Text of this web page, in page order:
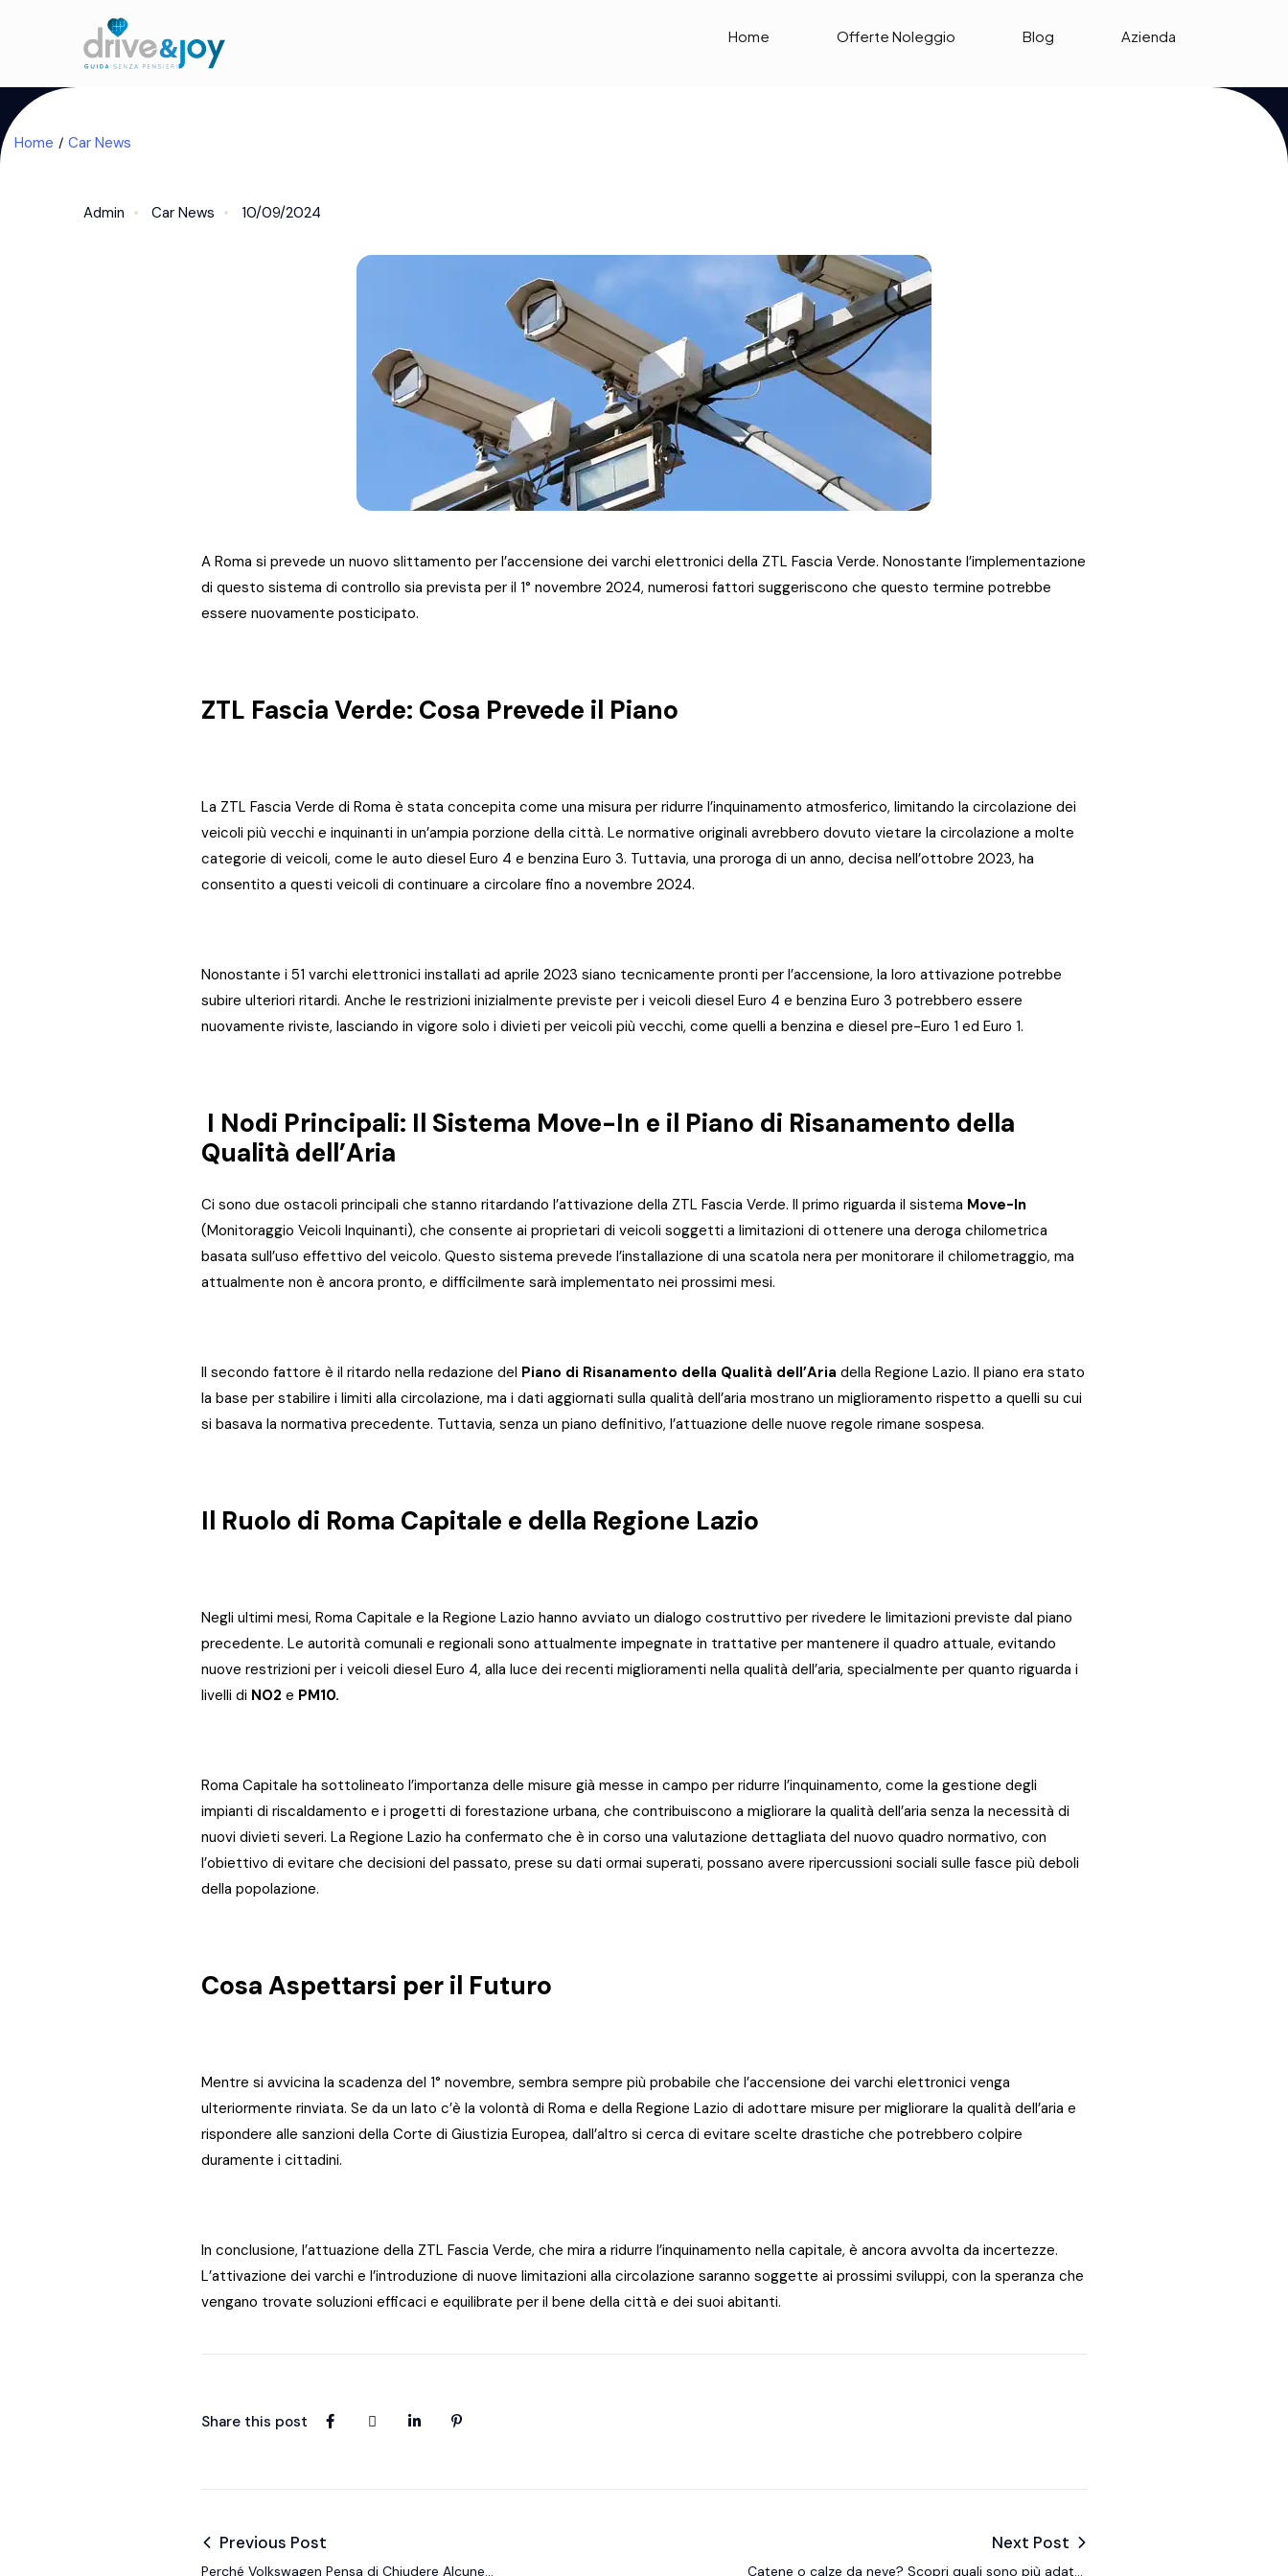
Home Offerte Noleggio Blog Azienda
Home Car News
Admin Car News 10/09/2024
A Roma si prevede un nuovo slittamento per l’accensione dei varchi elettronici della ZTL Fascia Verde. Nonostante l’implementazione
di questo sistema di controllo sia prevista per il 1° novembre 2024, numerosi fattori suggeriscono che questo termine potrebbe
essere nuovamente posticipato.
ZTL Fascia Verde: Cosa Prevede il Piano
La ZTL Fascia Verde di Roma è stata concepita come una misura per ridurre l’inquinamento atmosferico, limitando la circolazione dei
veicoli più vecchi e inquinanti in un’ampia porzione della città. Le normative originali avrebbero dovuto vietare la circolazione a molte
categorie di veicoli, come le auto diesel Euro 4 e benzina Euro 3. Tuttavia, una proroga di un anno, decisa nell’ottobre 2023, ha
consentito a questi veicoli di continuare a circolare fino a novembre 2024.
Nonostante i 51 varchi elettronici installati ad aprile 2023 siano tecnicamente pronti per l’accensione, la loro attivazione potrebbe
subire ulteriori ritardi. Anche le restrizioni inizialmente previste per i veicoli diesel Euro 4 e benzina Euro 3 potrebbero essere
nuovamente riviste, lasciando in vigore solo i divieti per veicoli più vecchi, come quelli a benzina e diesel pre-Euro 1 ed Euro 1.
I Nodi Principali: Il Sistema Move-In e il Piano di Risanamento della
Qualità dell’Aria
Ci sono due ostacoli principali che stanno ritardando l’attivazione della ZTL Fascia Verde. Il primo riguarda il sistema Move-In
(Monitoraggio Veicoli Inquinanti), che consente ai proprietari di veicoli soggetti a limitazioni di ottenere una deroga chilometrica
basata sull’uso effettivo del veicolo. Questo sistema prevede l’installazione di una scatola nera per monitorare il chilometraggio, ma
attualmente non è ancora pronto, e difficilmente sarà implementato nei prossimi mesi.
Il secondo fattore è il ritardo nella redazione del Piano di Risanamento della Qualità dell’Aria della Regione Lazio. Il piano era stato
la base per stabilire i limiti alla circolazione, ma i dati aggiornati sulla qualità dell’aria mostrano un miglioramento rispetto a quelli su cui
si basava la normativa precedente. Tuttavia, senza un piano definitivo, l’attuazione delle nuove regole rimane sospesa.
Il Ruolo di Roma Capitale e della Regione Lazio
Negli ultimi mesi, Roma Capitale e la Regione Lazio hanno avviato un dialogo costruttivo per rivedere le limitazioni previste dal piano
precedente. Le autorità comunali e regionali sono attualmente impegnate in trattative per mantenere il quadro attuale, evitando
nuove restrizioni per i veicoli diesel Euro 4, alla luce dei recenti miglioramenti nella qualità dell’aria, specialmente per quanto riguarda i
livelli di NO2 e PM10.
Roma Capitale ha sottolineato l’importanza delle misure già messe in campo per ridurre l’inquinamento, come la gestione degli
impianti di riscaldamento e i progetti di forestazione urbana, che contribuiscono a migliorare la qualità dell’aria senza la necessità di
nuovi divieti severi. La Regione Lazio ha confermato che è in corso una valutazione dettagliata del nuovo quadro normativo, con
l’obiettivo di evitare che decisioni del passato, prese su dati ormai superati, possano avere ripercussioni sociali sulle fasce più deboli
della popolazione.
Cosa Aspettarsi per il Futuro
Mentre si avvicina la scadenza del 1° novembre, sembra sempre più probabile che l’accensione dei varchi elettronici venga
ulteriormente rinviata. Se da un lato c’è la volontà di Roma e della Regione Lazio di adottare misure per migliorare la qualità dell’aria e
rispondere alle sanzioni della Corte di Giustizia Europea, dall’altro si cerca di evitare scelte drastiche che potrebbero colpire
duramente i cittadini.
In conclusione, l’attuazione della ZTL Fascia Verde, che mira a ridurre l’inquinamento nella capitale, è ancora avvolta da incertezze.
L’attivazione dei varchi e l’introduzione di nuove limitazioni alla circolazione saranno soggette ai prossimi sviluppi, con la speranza che
vengano trovate soluzioni efficaci e equilibrate per il bene della città e dei suoi abitanti.
Share this post
Previous Post
Perché Volkswagen Pensa di Chiudere Alcune
Next Post
Catene o calze da neve? Scopri quali sono più adatte